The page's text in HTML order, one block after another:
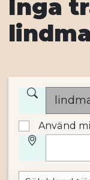
Använd
Inga